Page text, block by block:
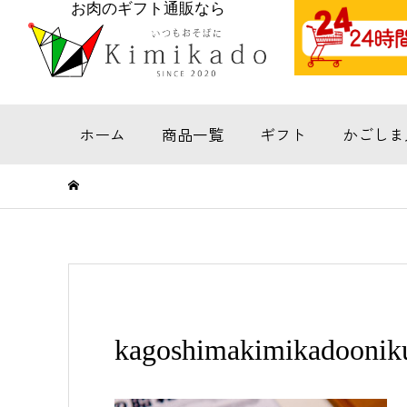
お肉のギフト通販なら
ホーム 商品一覧 ギフト かごし